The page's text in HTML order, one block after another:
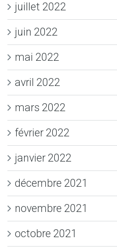
juillet 2022
juin 2022
mai 2022
avril 2022
mars 2022
février 2022
janvier 2022
décembre 2021
novembre 2021
octobre 2021